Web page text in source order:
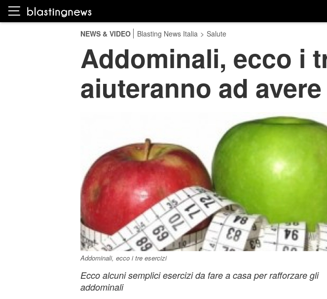
NEWS & VIDEO Blasting News Italia > Salute
Addominali, ecco i
aiuteranno ad
Addominali, ecco i tre esercizi
Ecco alcuni semplici esercizi da fare a casa per rafforzare gli
addominali